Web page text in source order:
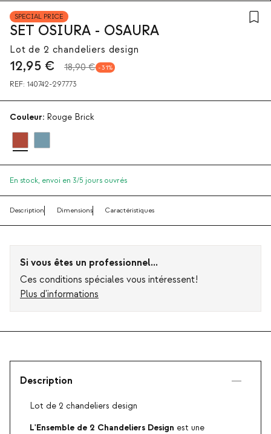
SPECIAL PRICE
SET OSIURA - OSAURA
Lot de 2 chandeliers design
12,95 € 18,90 € 31
REF: 140742-297773
Couleur: Rouge Brick
En stock, envoi en 3/5 jours ouvrés
Description Dimensions Caractéristiques
Si vous êtes un professionnel...
Ces conditions spéciales vous intéressent!
Plus d'informations
Description
Lot de 2 chandeliers design
L'Ensemble de 2 Chandeliers Design est une